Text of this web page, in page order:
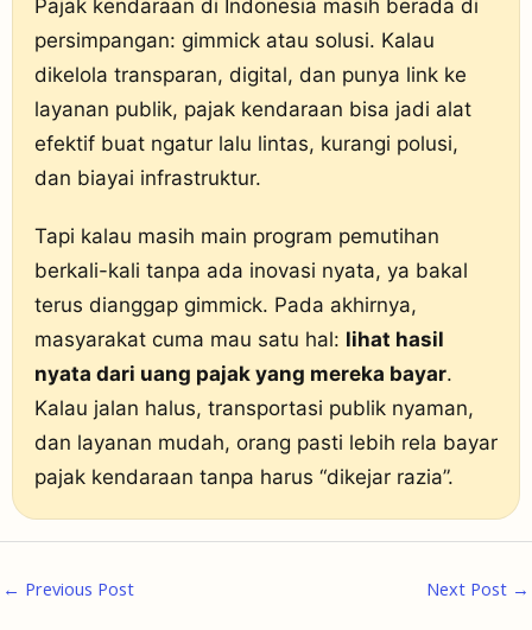
Pajak kendaraan di Indonesia masih berada di
persimpangan: gimmick atau solusi. Kalau
dikelola transparan, digital, dan punya link ke
layanan publik, pajak kendaraan bisa jadi alat
efektif buat ngatur lalu lintas, kurangi polusi,
dan biayai infrastruktur.
Tapi kalau masih main program pemutihan
berkali-kali tanpa ada inovasi nyata, ya bakal
terus dianggap gimmick. Pada akhirnya,
masyarakat cuma mau satu hal: lihat hasil
nyata dari uang pajak yang mereka bayar.
Kalau jalan halus, transportasi publik nyaman,
dan layanan mudah, orang pasti lebih rela bayar
pajak kendaraan tanpa harus “dikejar razia”.
← Previous Post Next Post →